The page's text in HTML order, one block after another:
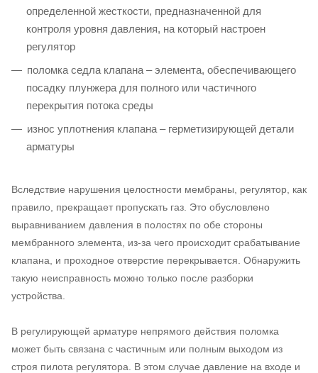
определенной жесткости, предназначенной для
контроля уровня давления, на который настроен
регулятор
поломка седла клапана – элемента, обеспечивающего
посадку плунжера для полного или частичного
перекрытия потока среды
износ уплотнения клапана – герметизирующей детали
арматуры
Вследствие нарушения целостности мембраны, регулятор, как
правило, прекращает пропускать газ. Это обусловлено
выравниванием давления в полостях по обе стороны
мембранного элемента, из-за чего происходит срабатывание
клапана, и проходное отверстие перекрывается. Обнаружить
такую неисправность можно только после разборки
устройства.
В регулирующей арматуре непрямого действия поломка
может быть связана с частичным или полным выходом из
строя пилота регулятора. В этом случае давление на входе и